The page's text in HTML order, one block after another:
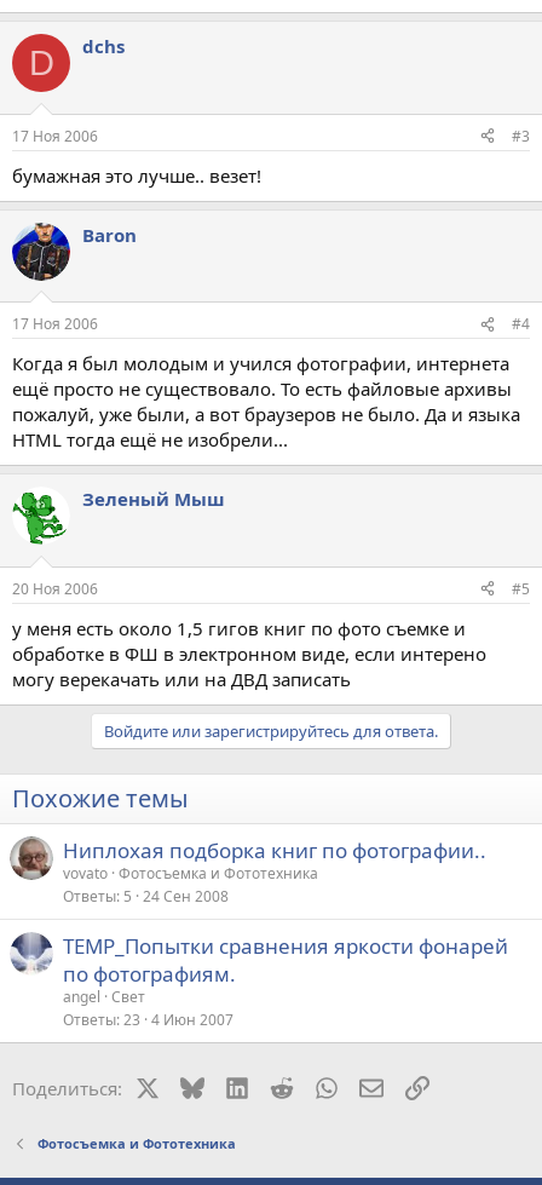
D dchs
17 Ноя 2006 #3
бумажная это лучше.. везет!
Baron
17 Ноя 2006 #4
Когда я был молодым и учился фотографии, интернета
ещё просто не существовало. То есть файловые архивы
пожалуй, уже были, а вот браузеров не было. Да и языка
HTML тогда ещё не изобрели...
Зеленый Мыш
20 Ноя 2006 #5
у меня есть около 1,5 гигов книг по фото съемке и
обработке в ФШ в электронном виде, если интерено
могу верекачать или на ДВД записать
Войдите или зарегистрируйтесь для ответа.
Похожие темы
Ниплохая подборка книг по фотографии..
vovato Фотосъемка и Фототехника
Ответы 5 24 Сен 2008
TEMP_Попытки сравнения яркости фонарей
по фотографиям.
angel Свет
Ответы 23 4 Июн 2007
Поделиться: BlueskyLinkedIn
RedditWhatsAppЭлектронная
Ссылка
Фотосъемка и Фототехника